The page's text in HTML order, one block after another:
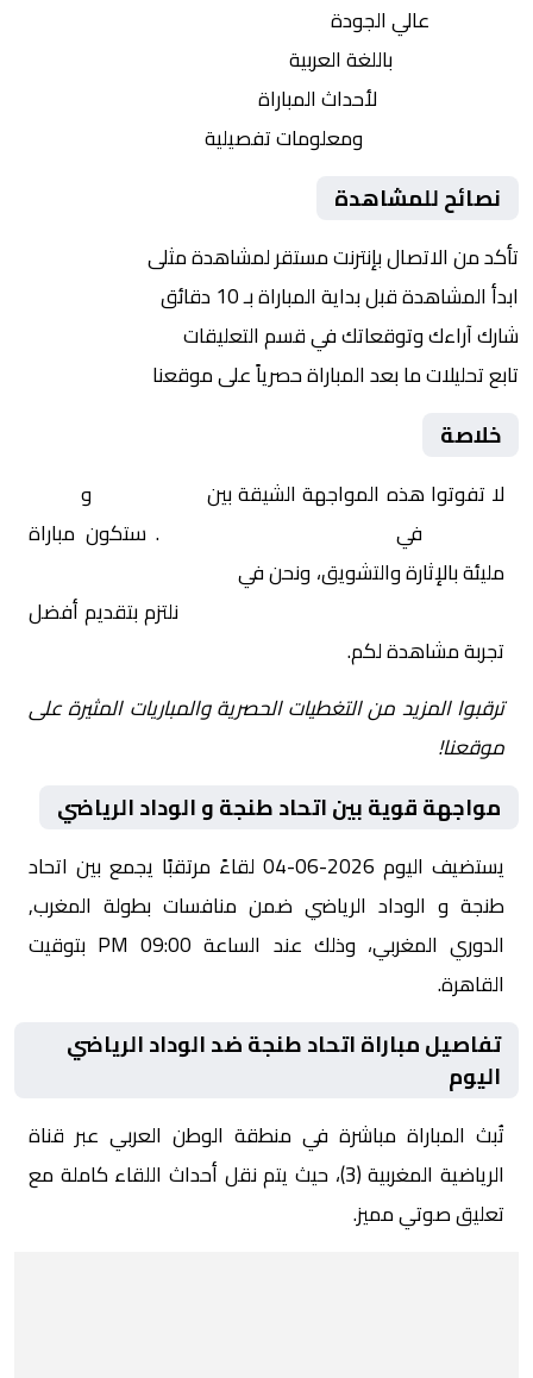
عالي الجودة
باللغة العربية
لأحداث المباراة
ومعلومات تفصيلية
نصائح للمشاهدة
تأكد من الاتصال بإنترنت مستقر لمشاهدة مثلى
ابدأ المشاهدة قبل بداية المباراة بـ 10 دقائق
شارك آراءك وتوقعاتك في قسم التعليقات
تابع تحليلات ما بعد المباراة حصرياً على موقعنا
خلاصة
لا تفوتوا هذه المواجهة الشيقة بين و
في
. ستكون مباراة
مليئة بالإثارة والتشويق، ونحن في
نلتزم بتقديم أفضل
تجربة مشاهدة لكم.
ترقبوا المزيد من التغطيات الحصرية والمباريات المثيرة على
موقعنا!
مواجهة قوية بين اتحاد طنجة و الوداد الرياضي
يستضيف اليوم 2026-06-04 لقاءً مرتقبًا يجمع بين اتحاد
طنجة و الوداد الرياضي ضمن منافسات بطولة المغرب,
الدوري المغربي، وذلك عند الساعة 09:00 PM بتوقيت
القاهرة.
تفاصيل مباراة اتحاد طنجة ضد الوداد الرياضي
اليوم
تُبث المباراة مباشرة في منطقة الوطن العربي عبر قناة
الرياضية المغربية (3)، حيث يتم نقل أحداث اللقاء كاملة مع
تعليق صوتي مميز.